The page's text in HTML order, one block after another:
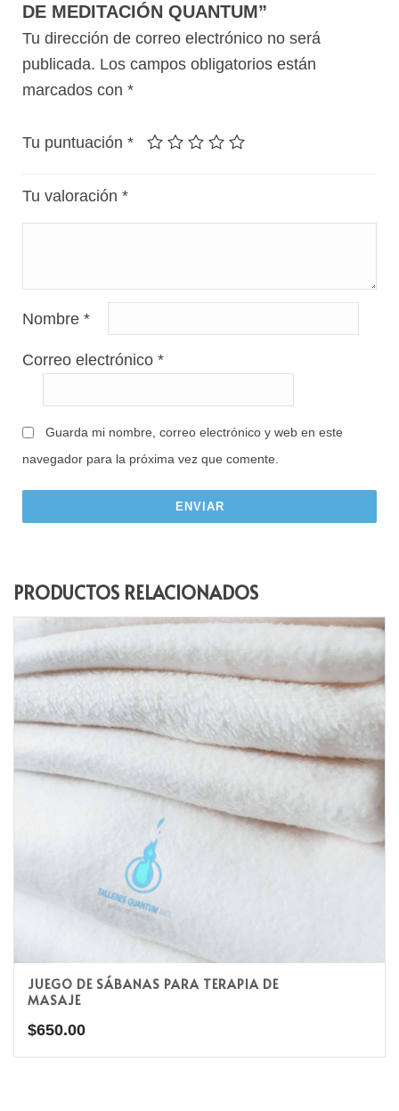
DE MEDITACIÓN QUANTUM”
Tu dirección de correo electrónico no será
publicada. Los campos obligatorios están
marcados con *
Tu puntuación *
Tu valoración *
Nombre *
Correo electrónico *
Guarda mi nombre, correo electrónico y web en este
navegador para la próxima vez que comente.
PRODUCTOS RELACIONADOS
JUEGO DE SÁBANAS PARA TERAPIA DE
MASAJE
$650.00